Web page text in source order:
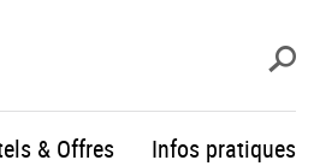
& Offres Infos pratiques